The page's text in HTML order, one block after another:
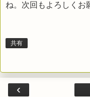
ね。次回もよろしくお
共有
‹